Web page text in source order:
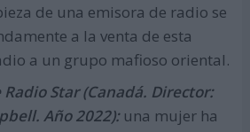
de una emisora de radio se
a la venta de esta
a un grupo mafioso oriental.
Radio Star (Canadá. Director:
Año 2022): una mujer ha